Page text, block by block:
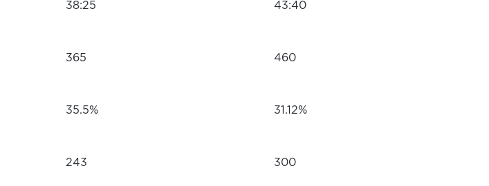
38:25 43:40
365 460
35.5% 31.12%
243 300